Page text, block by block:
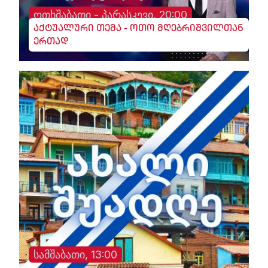
ოთხშაბათი - პარასკევი, 20:00
აქტუალური თემა - ოთო მღებრიშვილთან
ერთად
სამშაბათი, 13:00